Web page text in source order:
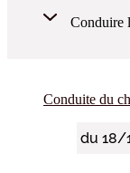
Conduire
Conduite du